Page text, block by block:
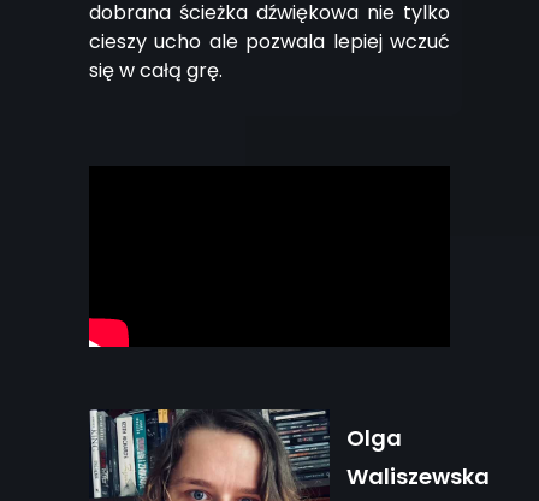
dobrana ścieżka dźwiękowa nie tylko
cieszy ucho ale pozwala lepiej wczuć
się w całą grę.
Olga
Waliszewska